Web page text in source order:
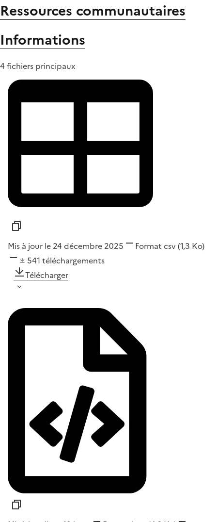
Ressources communautaires
Informations
4 fichiers principaux
Mis à jour le 24 décembre 2025 Format csv(1,3 Ko)
541 téléchargements
Télécharger